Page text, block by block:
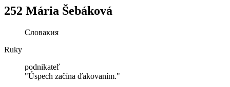
252 Mária Šebáková
Словакия
Ruky
podnikateľ
"Úspech začína ďakovaním."